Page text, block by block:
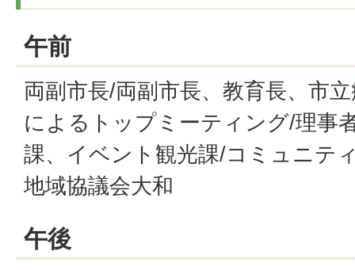
午前
両副市長/両副市長、教育長、市
によるトップミーティング/理事
課、イベント観光課/コミュニテ
地域協議会大和
午後